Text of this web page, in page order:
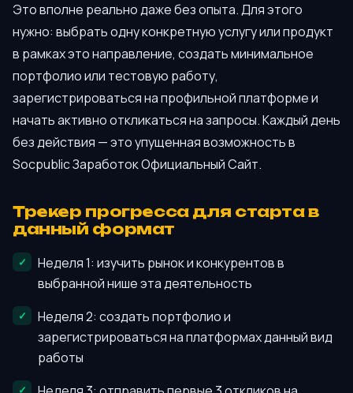
Это вполне реально даже без опыта. Для этого
нужно: выбрать одну конкретную услугу или продукт
в рамках это направление, создать минимальное
портфолио или тестовую работу,
зарегистрироваться на профильной платформе и
начать активно откликаться на запросы. Каждый день
без действия — это упущенная возможность в
Socpublic Заработок Официальный Сайт.
Трекер прогресса для старта в
данный формат
Неделя 1: изучить рынок и конкурентов в
выбранной нише эта деятельность
Неделя 2: создать портфолио и
зарегистрироваться на платформах данный вид
работы